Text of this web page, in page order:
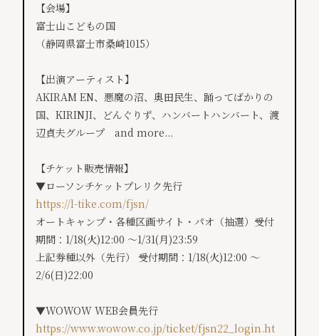
【会場】
富士山こどもの国
（静岡県富士市桑崎1015）
【出演アーティスト】
AKIRAM EN、悪魔の沼、奥田民生、踊ってばかりの
国、KIRINJI、どんぐりず、ハンバートハンバート、渡
辺貞夫グループ and more...
【チケット販売情報】
▼ローソンチケットプレリク先行
https://l-tike.com/fjsn/
オートキャンプ・各種区画サイト・パオ（抽選）受付
期間：1/18(火)12:00 ～1/31(月)23:59
上記券種以外（先行） 受付期間：1/18(火)12:00 ～
2/6(日)22:00
▼WOWOW WEB会員先行
https://www.wowow.co.jp/ticket/fjsn22_login.ht